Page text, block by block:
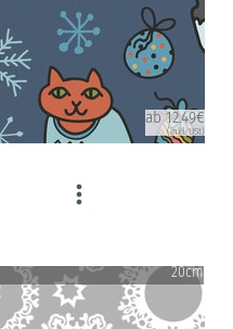
ab 12.49€
(inkl. USt)
20cm